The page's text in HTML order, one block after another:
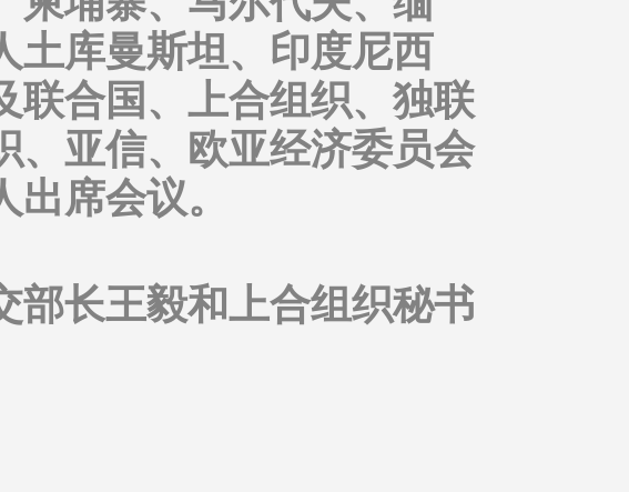
土库曼斯坦、印度尼西
联合国、上合组织、独联
、亚信、欧亚经济委员会
席会议。
部长王毅和上合组织秘书